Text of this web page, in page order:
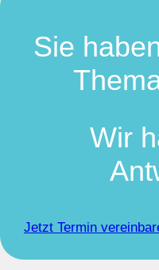
Sie
Wir
Jetzt Termin